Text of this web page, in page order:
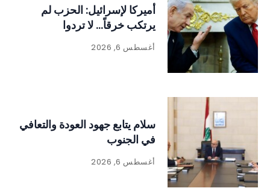
أميركا لإسرائيل: الحزب لم
يرتكب خرقاً… لا تردوا
أغسطس 6, 2026
سلام يتابع جهود العودة والتعافي
في الجنوب
أغسطس 6, 2026